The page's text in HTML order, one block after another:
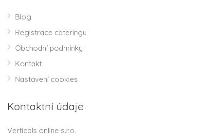
Blog
Registrace cateringu
Obchodní podmínky
Kontakt
Nastavení cookies
Kontaktní údaje
Verticals online s.r.o.